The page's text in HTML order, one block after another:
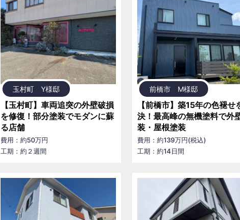
玉村町 Y様邸
【玉村町】車両追突の外壁破損
を修復！部分塗装でモダンに蘇
る店舗
費用：約50万円
工期：約２週間
前橋市 M様邸
【前橋市】築15年の色褪せ
決！最高峰の無機塗料で外
装・屋根塗装
費用：約139万円(税込)
工期：約14日間